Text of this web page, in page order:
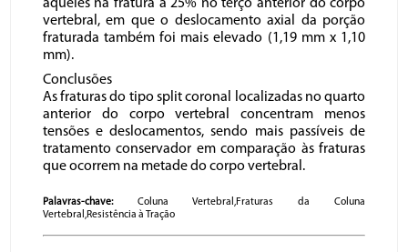
aqueles na fratura a 25% no terço anterior do corpo
vertebral, em que o deslocamento axial da porção
fraturada também foi mais elevado (1,19 mm x 1,10
mm).
Conclusões
As fraturas do tipo split coronal localizadas no quarto
anterior do corpo vertebral concentram menos
tensões e deslocamentos, sendo mais passíveis de
tratamento conservador em comparação às fraturas
que ocorrem na metade do corpo vertebral.
Palavras-chave:Coluna Vertebral,Fraturas da Coluna
Vertebral,Resistência à Tração